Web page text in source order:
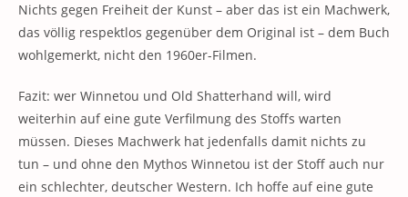
Nichts gegen Freiheit der Kunst – aber das ist ein Machwerk,
das völlig respektlos gegenüber dem Original ist – dem Buch
wohlgemerkt, nicht den 1960er-Filmen.
Fazit: wer Winnetou und Old Shatterhand will, wird
weiterhin auf eine gute Verfilmung des Stoffs warten
müssen. Dieses Machwerk hat jedenfalls damit nichts zu
tun – und ohne den Mythos Winnetou ist der Stoff auch nur
ein schlechter, deutscher Western. Ich hoffe auf eine gute